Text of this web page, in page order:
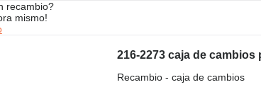
recambio?
mismo!
216-2273 caja de
Recambio - caja de cambios